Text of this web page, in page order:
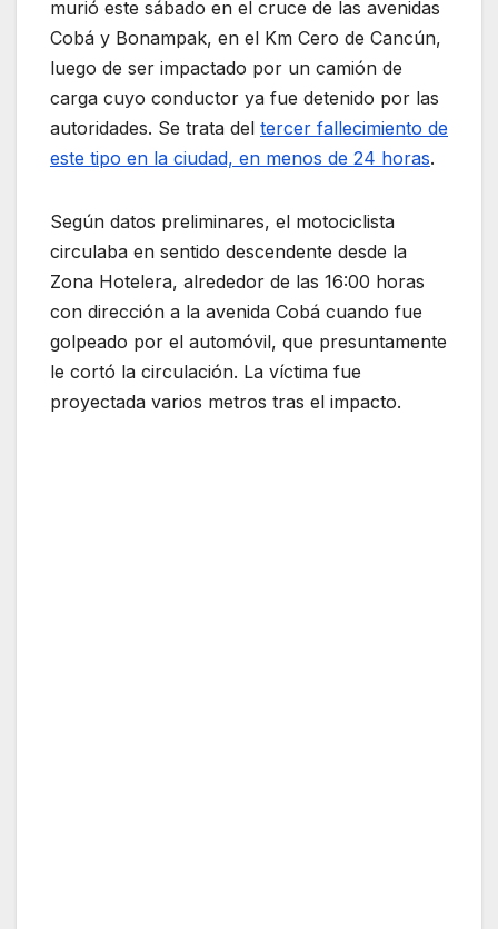
murió este sábado en el cruce de las avenidas
Cobá y Bonampak, en el Km Cero de Cancún,
luego de ser impactado por un camión de
carga cuyo conductor ya fue detenido por las
autoridades. Se trata del tercer fallecimiento de
este tipo en la ciudad, en menos de 24 horas.
Según datos preliminares, el motociclista
circulaba en sentido descendente desde la
Zona Hotelera, alrededor de las 16:00 horas
con dirección a la avenida Cobá cuando fue
golpeado por el automóvil, que presuntamente
le cortó la circulación. La víctima fue
proyectada varios metros tras el impacto.